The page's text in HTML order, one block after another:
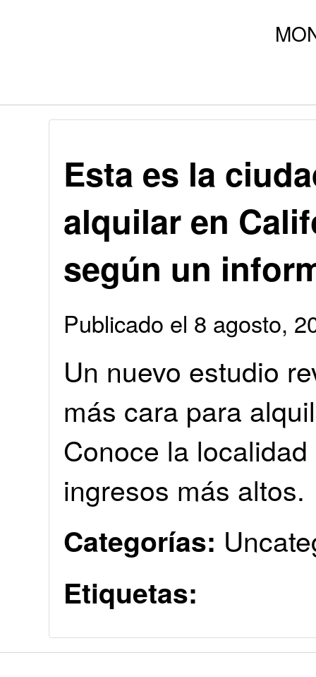
Esta es la
alquilar en
según un
Publicado el 8 agosto,
Un nuevo estudio
más cara para
Conoce la
ingresos más altos.
Categorías:
Etiquetas: